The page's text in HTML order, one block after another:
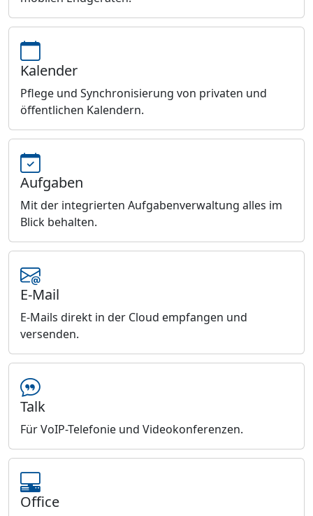
Kalender
Pflege und Synchronisierung von privaten und
öffentlichen Kalendern.
Aufgaben
Mit der integrierten Aufgabenverwaltung alles im
Blick behalten.
E-Mail
E-Mails direkt in der Cloud empfangen und
versenden.
Talk
Für VoIP-Telefonie und Videokonferenzen.
Office